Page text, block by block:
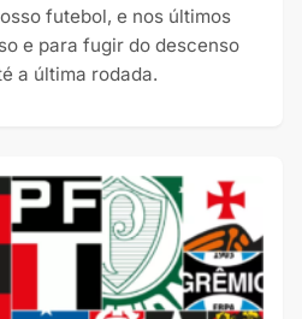
futebol, e nos últimos
e para fugir do descenso
a última rodada.